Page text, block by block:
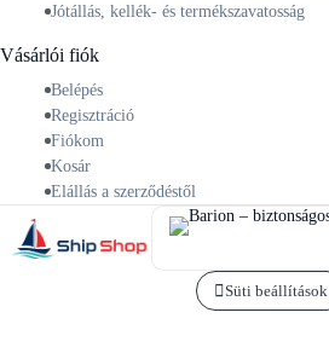
Jótállás, kellék- és termékszavatosság
Vásárlói fiók
Belépés
Regisztráció
Fiókom
Kosár
Elállás a szerződéstől
Süti beállítások